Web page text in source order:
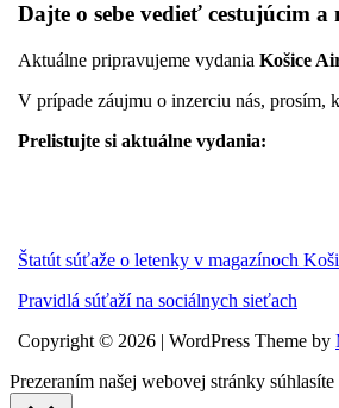
Dajte o sebe vedieť cestujúcim
Aktuálne pripravujeme vydania Košice
V prípade záujmu o inzerciu nás, prosím,
Prelistujte si aktuálne vydania:
Štatút súťaže o letenky v magazínoch
Pravidlá súťaží na sociálnych sieťach
Copyright © 2026 | WordPress Theme by
Prezeraním našej webovej stránky